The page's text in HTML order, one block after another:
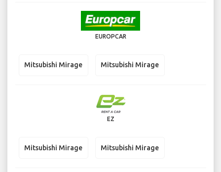
EUROPCAR
Mitsubishi Mirage Mitsubishi Mirage
EZ
Mitsubishi Mirage Mitsubishi Mirage